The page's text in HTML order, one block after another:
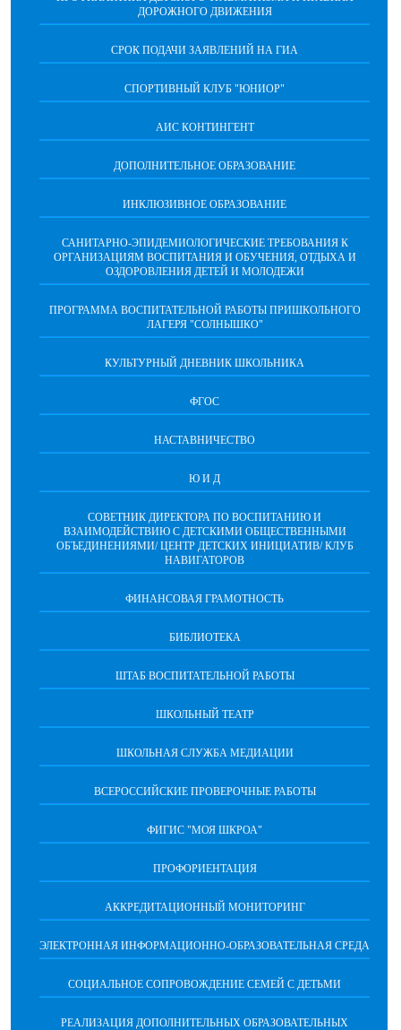
ДОРОЖНОГО ДВИЖЕНИЯ
СРОК ПОДАЧИ ЗАЯВЛЕНИЙ НА ГИА
СПОРТИВНЫЙ КЛУБ "ЮНИОР"
АИС КОНТИНГЕНТ
ДОПОЛНИТЕЛЬНОЕ ОБРАЗОВАНИЕ
ИНКЛЮЗИВНОЕ ОБРАЗОВАНИЕ
САНИТАРНО-ЭПИДЕМИОЛОГИЧЕСКИЕ ТРЕБОВАНИЯ К
ОРГАНИЗАЦИЯМ ВОСПИТАНИЯ И ОБУЧЕНИЯ, ОТДЫХА И
ОЗДОРОВЛЕНИЯ ДЕТЕЙ И МОЛОДЕЖИ
ПРОГРАММА ВОСПИТАТЕЛЬНОЙ РАБОТЫ ПРИШКОЛЬНОГО
ЛАГЕРЯ "СОЛНЫШКО"
КУЛЬТУРНЫЙ ДНЕВНИК ШКОЛЬНИКА
ФГОС
НАСТАВНИЧЕСТВО
Ю И Д
СОВЕТНИК ДИРЕКТОРА ПО ВОСПИТАНИЮ И
ВЗАИМОДЕЙСТВИЮ С ДЕТСКИМИ ОБЩЕСТВЕННЫМИ
ОБЪЕДИНЕНИЯМИ/ ЦЕНТР ДЕТСКИХ ИНИЦИАТИВ/ КЛУБ
НАВИГАТОРОВ
ФИНАНСОВАЯ ГРАМОТНОСТЬ
БИБЛИОТЕКА
ШТАБ ВОСПИТАТЕЛЬНОЙ РАБОТЫ
ШКОЛЬНЫЙ ТЕАТР
ШКОЛЬНАЯ СЛУЖБА МЕДИАЦИИ
ВСЕРОССИЙСКИЕ ПРОВЕРОЧНЫЕ РАБОТЫ
ФИГИС "МОЯ ШКРОА"
ПРОФОРИЕНТАЦИЯ
АККРЕДИТАЦИОННЫЙ МОНИТОРИНГ
ЭЛЕКТРОННАЯ ИНФОРМАЦИОННО-ОБРАЗОВАТЕЛЬНАЯ СРЕДА
СОЦИАЛЬНОЕ СОПРОВОЖДЕНИЕ СЕМЕЙ С ДЕТЬМИ
РЕАЛИЗАЦИЯ ДОПОЛНИТЕЛЬНЫХ ОБРАЗОВАТЕЛЬНЫХ